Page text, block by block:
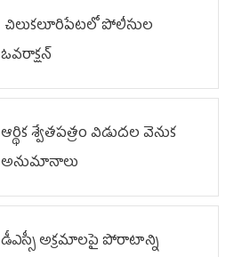
చిలుక‌లూరిపేట‌లో పోలీసుల
ఓవ‌రాక్ష‌న్‌
ఆర్థిక శ్వేతపత్రం విడుదల వెనుక
అనుమానాలు
డీఎస్సీ అక్రమాలపై పోరాటాన్ని